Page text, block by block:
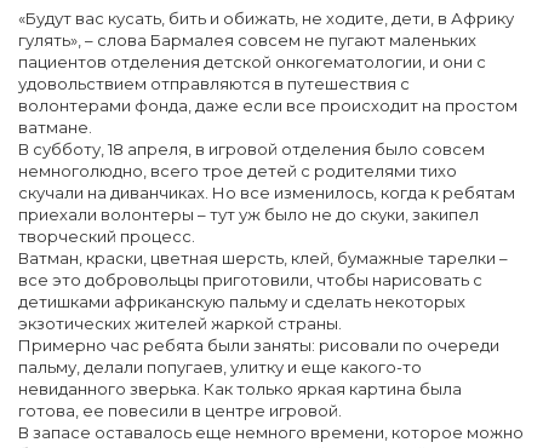
«Будут вас кусать, бить и обижать, не ходите, дети, в Африку
гулять», – слова Бармалея совсем не пугают маленьких
пациентов отделения детской онкогематологии, и они с
удовольствием отправляются в путешествия с
волонтерами фонда, даже если все происходит на простом
ватмане.
В субботу, 18 апреля, в игровой отделения было совсем
немноголюдно, всего трое детей с родителями тихо
скучали на диванчиках. Но все изменилось, когда к ребятам
приехали волонтеры – тут уж было не до скуки, закипел
творческий процесс.
Ватман, краски, цветная шерсть, клей, бумажные тарелки –
все это добровольцы приготовили, чтобы нарисовать с
детишками африканскую пальму и сделать некоторых
экзотических жителей жаркой страны.
Примерно час ребята были заняты: рисовали по очереди
пальму, делали попугаев, улитку и еще какого-то
невиданного зверька. Как только яркая картина была
готова, ее повесили в центре игровой.
В запасе оставалось еще немного времени, которое можно